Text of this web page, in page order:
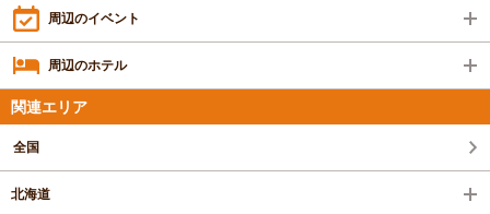
周辺のイベント
周辺のホテル
関連エリア
全国
北海道